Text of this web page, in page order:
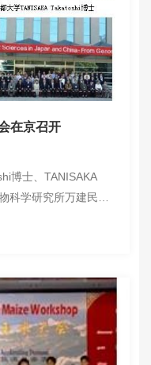
在京召开
科学研究所万建民博
学和中国农业科学院